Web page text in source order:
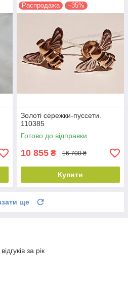
Распродажа –35%
Золоті сережки-пуссети.
110385
Готово до відправки
10 855 ₴ 16 700 ₴
Купити
ще
за рік